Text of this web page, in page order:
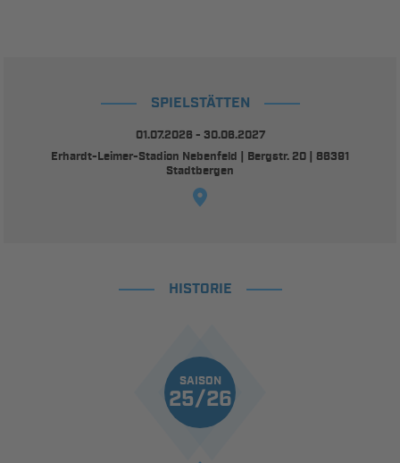
SPIELSTÄTTEN
01.07.2026 - 30.06.2027
Erhardt-Leimer-Stadion Nebenfeld | Bergstr. 20 | 86391
Stadtbergen
HISTORIE
SAISON
25/26